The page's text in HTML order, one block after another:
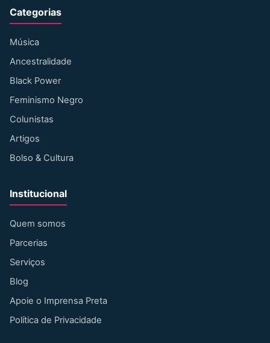
Categorias
Música
Ancestralidade
Black Power
Feminismo Negro
Colunistas
Artigos
Bolso & Cultura
Institucional
Quem somos
Parcerias
Serviços
Blog
Apoie o Imprensa Preta
Política de Privacidade